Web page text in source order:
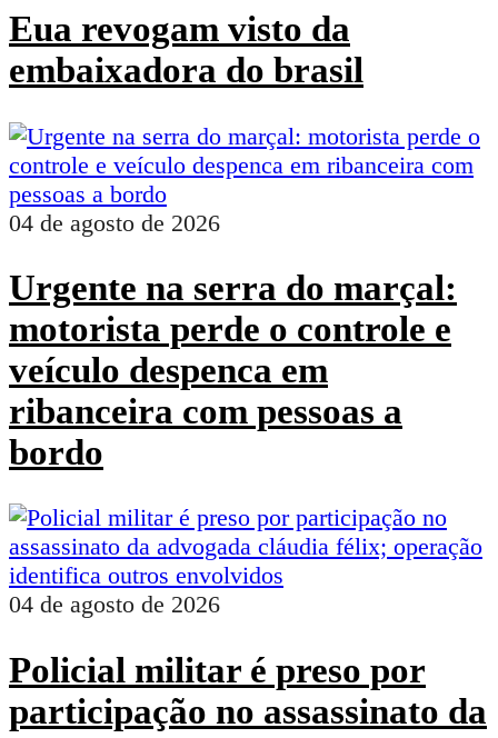
Eua revogam visto da
embaixadora do brasil
04 de agosto de 2026
Urgente na serra do marçal:
motorista perde o controle e
veículo despenca em
ribanceira com pessoas a
bordo
04 de agosto de 2026
Policial militar é preso por
participação no assassinato da